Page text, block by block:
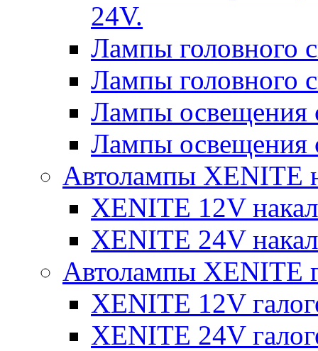
24V.
Лампы головного
Лампы головного
Лампы освещения
Лампы освещения
Автолампы XENITE
XENITE 12V
XENITE 24V
Автолампы XENITE
XENITE 12V
XENITE 24V